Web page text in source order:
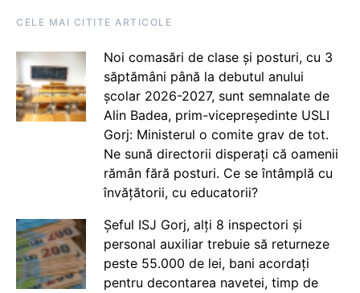
CELE MAI CITITE ARTICOLE
Noi comasări de clase și posturi, cu 3
săptămâni până la debutul anului
școlar 2026-2027, sunt semnalate de
Alin Badea, prim-vicepreședinte USLI
Gorj: Ministerul o comite grav de tot.
Ne sună directorii disperați că oamenii
rămân fără posturi. Ce se întâmplă cu
învățătorii, cu educatorii?
Șeful ISJ Gorj, alți 8 inspectori și
personal auxiliar trebuie să returneze
peste 55.000 de lei, bani acordați
pentru decontarea navetei, timp de